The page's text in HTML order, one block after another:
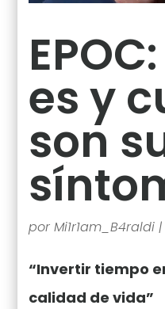
es y
son
por Mi1r1am_B4raldi|
“Invertir tiempo
calidad de vida”